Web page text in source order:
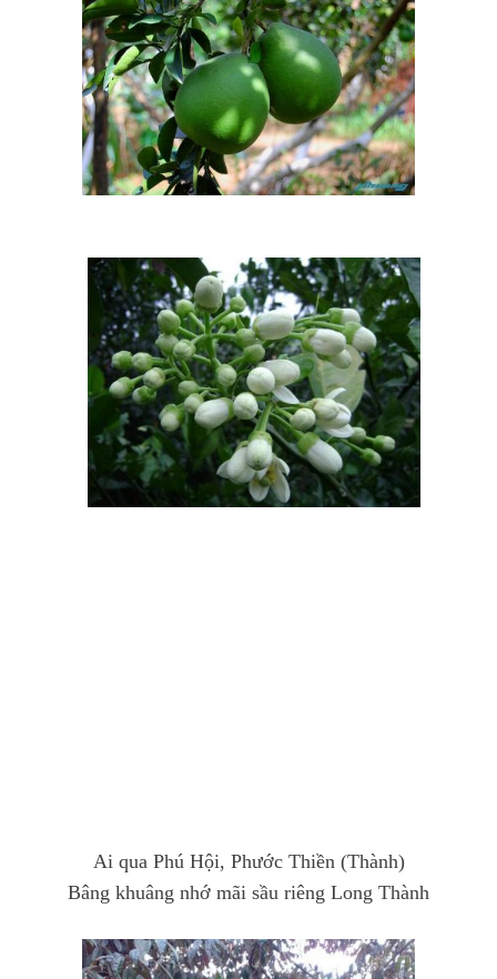
Ai qua Phú Hội, Phước Thiền (Thành)
Bâng khuâng nhớ mãi sầu riêng Long Thành